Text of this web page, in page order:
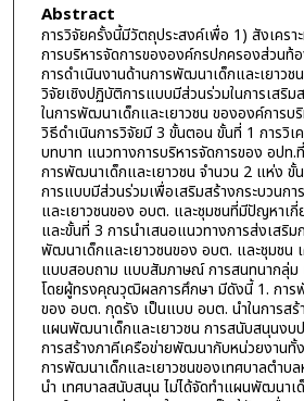
Abstract
การวิจัยครั้งนี้มีวัตถุประสงค์เพื่อ 1) สังเครา
การบริหารจัดการขององค์กรปกครองส่วนท้
การดำเนินงานด้านการพัฒนาเด็กและเยาวช
วิจัยเชิงปฏิบัติการแบบมีส่วนร่วมในการเสริม
ในการพัฒนาเด็กและเยาวชน ขององค์การบ
วิธีดำเนินการวิจัยมี 3 ขั้นตอน ขั้นที่ 1 การวิเค
บทบาท แนวทางการบริหารจัดการของ อปท.ที่
การพัฒนาเด็กและเยาวชน จำนวน 2 แห่ง ขั้
การแบบมีส่วนร่วมเพื่อเสริมสร้างกระบวนก
และเยาวชนของ อบต. และชุมชนที่มีปัญหาเกี่
และขั้นที่ 3 การนำเสนอแนวทางการส่งเสริม
พัฒนาเด็กและเยาวชนของ อบต. และชุมชน
แบบสอบถาม แบบสัมภาษณ์ การสนทนากลุ่ม
โดยผู้ทรงคุณวุฒิผลการศึกษา มีดังนี้ 1. การ
ของ อบต. กุดรัง เป็นแบบ อบต. นำในการสร้
แผนพัฒนาเด็กและเยาวชน การสนับสนุนงบ
การสร้างภาคีเครือข่ายพัฒนากับหน่วยงานทั้
การพัฒนาเด็กและเยาวชนของเทศบาลตำบ
นำ เทศบาลสนับสนุน ไม่ได้จัดทำแผนพัฒนาเ